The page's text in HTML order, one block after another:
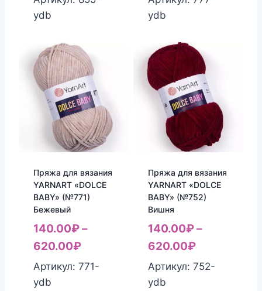
ydb
ydb
Пряжа для вязания
YARNART «DOLCE
BABY» (№771)
Бежевый
140.00₽–
620.00₽
Артикул: 771-
ydb
Пряжа для вязания
YARNART «DOLCE
BABY» (№752)
Вишня
140.00₽–
620.00₽
Артикул: 752-
ydb